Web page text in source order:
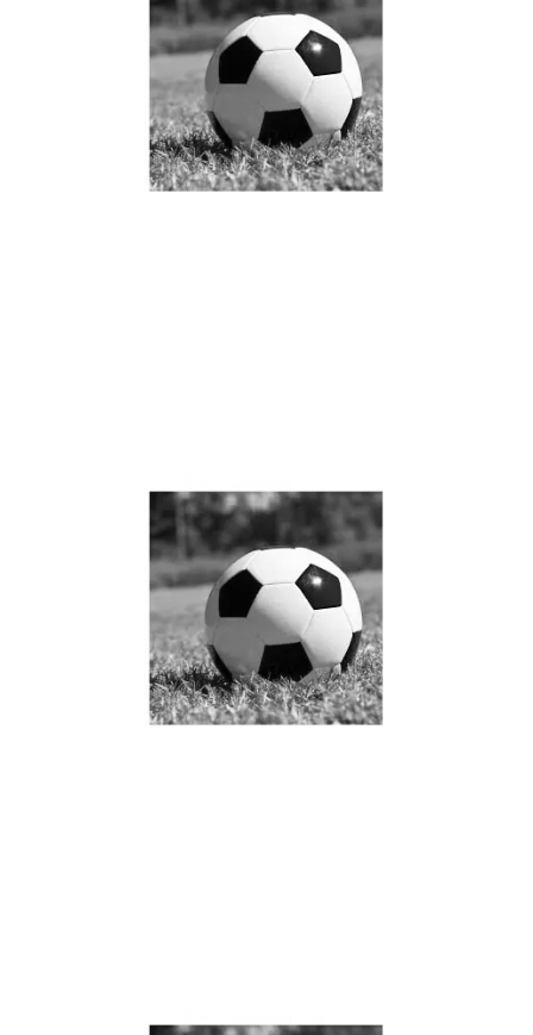
JRS直播JRS直播街舞战术
实力榜单权威发布揭示新
一轮舞者竞争格局与实力
排名
JRS直播JRS直播公牛队罗
斯绝杀骑士再现经典瞬间
引发球迷热议与怀旧情怀